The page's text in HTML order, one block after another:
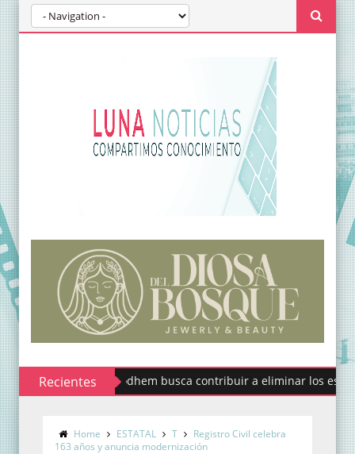
RecientesCodhem busca contribuir a eliminar los estigmas y
Home ESTATAL T
Registro Civil celebra
163 años y anuncia modernización